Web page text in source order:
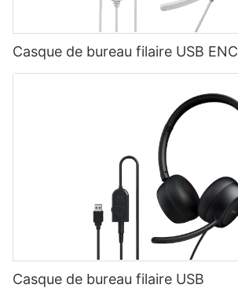
Casque de bureau filaire USB ENC
Casque de bureau filaire USB